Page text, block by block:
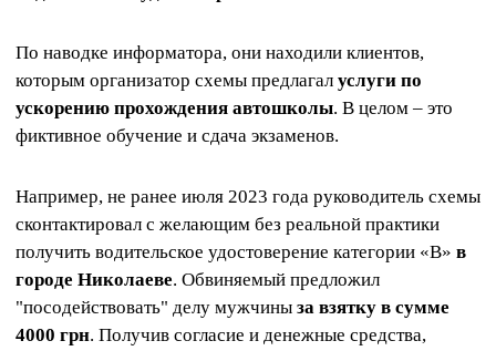
По наводке информатора, они находили клиентов,
которым организатор схемы предлагал услуги по
ускорению прохождения автошколы. В целом – это
фиктивное обучение и сдача экзаменов.
Например, не ранее июля 2023 года руководитель схемы
сконтактировал с желающим без реальной практики
получить водительское удостоверение категории «В» в
городе Николаеве. Обвиняемый предложил
"посодействовать" делу мужчины за взятку в сумме
4000 грн. Получив согласие и денежные средства,